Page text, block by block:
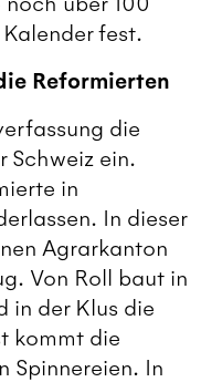
fest.
Reformierten
die
Schweiz ein.
in
In dieser
Agrarkanton
Von Roll baut in
in der Klus die
kommt die
Spinnereien. In